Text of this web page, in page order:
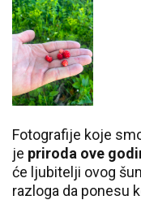
Fotografije koje
je priroda ove
će ljubitelji ovog
razloga da ponesu